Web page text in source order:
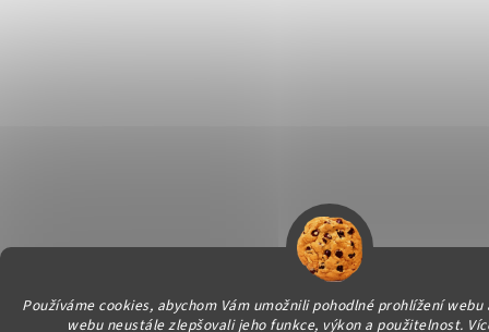
Používáme cookies, abychom Vám umožnili pohodlné prohlížení
webu neustále zlepšovali jeho funkce, výkon a použitelnost.